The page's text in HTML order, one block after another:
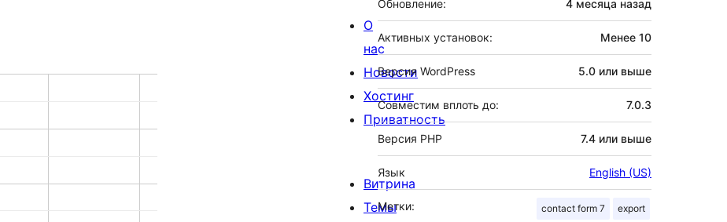
Обновление: 4 месяца назад
Активных установок: Менее 10
Версия WordPress 5.0 или выше
Совместим вплоть до: 7.0.3
Версия PHP 7.4 или выше
Язык English (US)
Метки: contact form 7 export
О
нас
Новости
Хостинг
Приватность
Витрина
Темы